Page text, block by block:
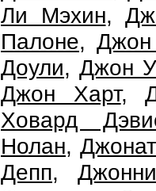
Ли Мэхин,
Палоне,
Доули, Джон
Джон Харт,
Ховард
Нолан,
Депп,